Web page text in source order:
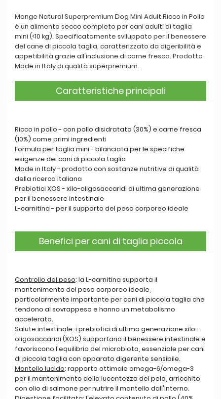
Monge Natural Superpremium Dog Mini Adult Ricco in Pollo
è un alimento secco completo per cani adulti di taglia
mini (<10 kg). Specificatamente sviluppato per il benessere
del cane di piccola taglia, caratterizzato da digeribilità e
appetibilità grazie all'inclusione di carne fresca. Prodotto
Made in Italy di qualità superpremium.
Caratteristiche principali
Ricco in pollo - con pollo disidratato (30%) e carne fresca
(10%) come primi ingredienti
Formula per taglia mini - bilanciata per le specifiche
esigenze dei cani di piccola taglia
Made in Italy - prodotto con sostanze nutritive di qualità
della ricerca italiana
Prebiotici XOS - xilo-oligosaccaridi di ultima generazione
per il benessere intestinale
L-carnitina - per il supporto del peso corporeo ideale
Benefici per cani di taglia piccola
Controllo del peso: la L-carnitina supporta il
mantenimento del peso corporeo ideale,
particolarmente importante per cani di piccola taglia che
tendono al sovrappeso e hanno un metabolismo
accelerato.
Salute intestinale: i prebiotici di ultima generazione xilo-
oligosaccaridi (XOS) supportano il benessere intestinale e
favoriscono l'equilibrio del microbiota, essenziale per cani
di piccola taglia con apparato digerente sensibile.
Mantello lucido: rapporto ottimale omega-6/omega-3
per il mantenimento della lucentezza del pelo, arricchito
con olio di salmone per nutrire il mantello dall'interno.